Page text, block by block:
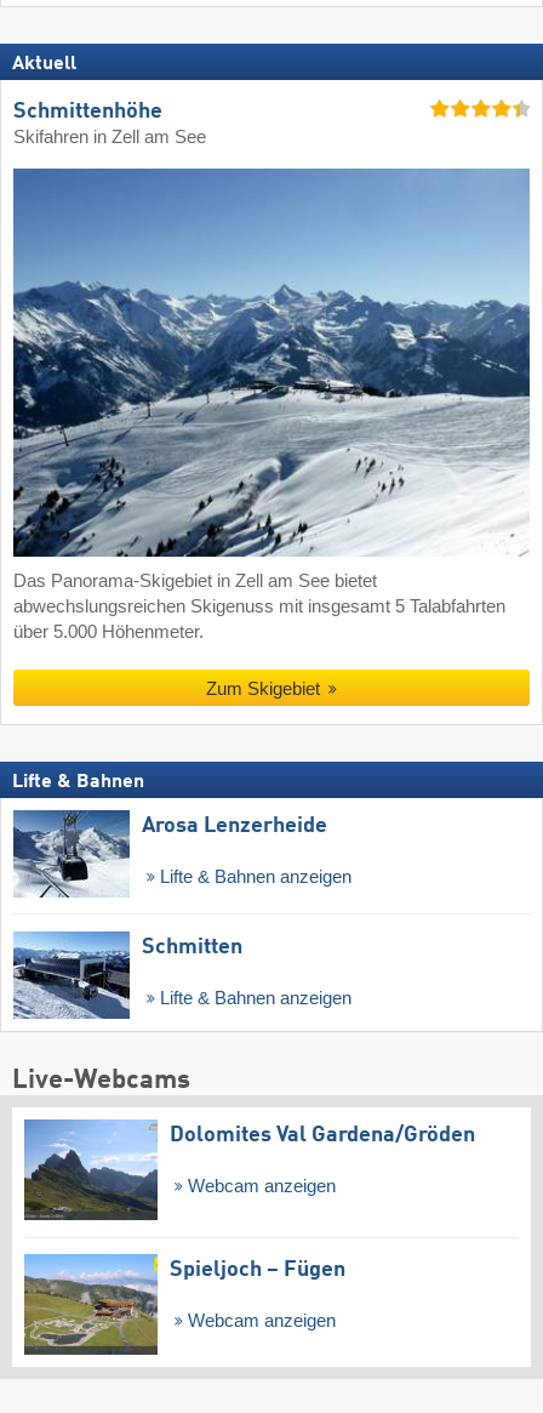
Aktuell
Schmittenhöhe
Skifahren in Zell am See
Das Panorama-Skigebiet in Zell am See bietet
abwechslungsreichen Skigenuss mit insgesamt 5 Talabfahrten
über 5.000 Höhenmeter.
Zum Skigebiet
Lifte & Bahnen
Arosa Lenzerheide
Lifte & Bahnen anzeigen
Schmitten
Lifte & Bahnen anzeigen
Live-Webcams
Dolomites Val Gardena/​Gröden
Webcam anzeigen
Spieljoch – Fügen
Webcam anzeigen